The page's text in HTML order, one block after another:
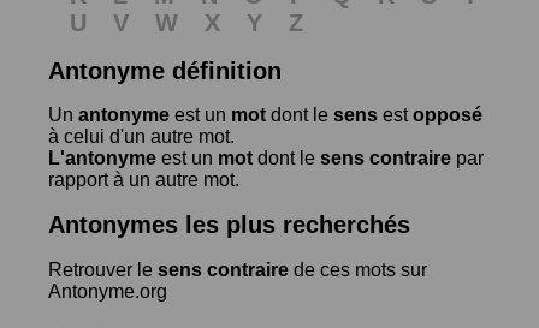
U
V W X Y
Z
Antonyme définition
Un antonyme est un mot dont le sens estopposé
à celui d'un autre mot.
L'antonyme est un mot dont le sens contraire par
rapport à un autre mot.
Antonymes les plus recherchés
Retrouver le sens contraire de ces mots sur
Antonyme.org